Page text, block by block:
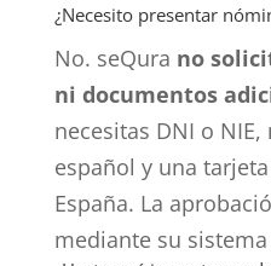
¿Necesito presentar
No. seQura no
ni documentos
necesitas DNI o
español y una
España. La
mediante su